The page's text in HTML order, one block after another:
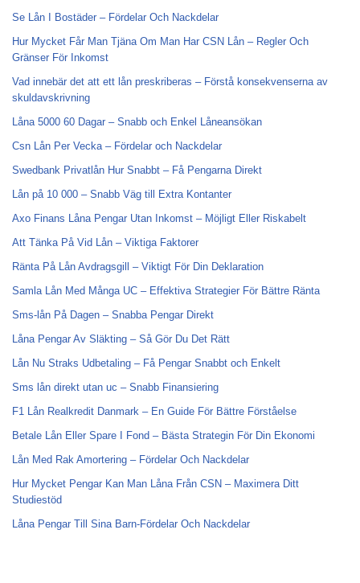
Se Lån I Bostäder – Fördelar Och Nackdelar
Hur Mycket Får Man Tjäna Om Man Har CSN Lån – Regler Och
Gränser För Inkomst
Vad innebär det att ett lån preskriberas – Förstå konsekvenserna av
skuldavskrivning
Låna 5000 60 Dagar – Snabb och Enkel Låneansökan
Csn Lån Per Vecka – Fördelar och Nackdelar
Swedbank Privatlån Hur Snabbt – Få Pengarna Direkt
Lån på 10 000 – Snabb Väg till Extra Kontanter
Axo Finans Låna Pengar Utan Inkomst – Möjligt Eller Riskabelt
Att Tänka På Vid Lån – Viktiga Faktorer
Ränta På Lån Avdragsgill – Viktigt För Din Deklaration
Samla Lån Med Många UC – Effektiva Strategier För Bättre Ränta
Sms-lån På Dagen – Snabba Pengar Direkt
Låna Pengar Av Släkting – Så Gör Du Det Rätt
Lån Nu Straks Udbetaling – Få Pengar Snabbt och Enkelt
Sms lån direkt utan uc – Snabb Finansiering
F1 Lån Realkredit Danmark – En Guide För Bättre Förståelse
Betale Lån Eller Spare I Fond – Bästa Strategin För Din Ekonomi
Lån Med Rak Amortering – Fördelar Och Nackdelar
Hur Mycket Pengar Kan Man Låna Från CSN – Maximera Ditt
Studiestöd
Låna Pengar Till Sina Barn-Fördelar Och Nackdelar